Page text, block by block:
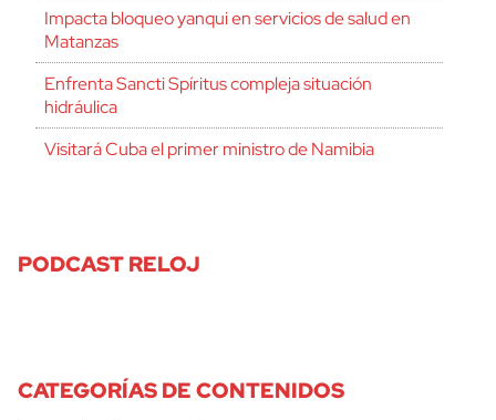
Impacta bloqueo yanqui en servicios de salud en
Matanzas
Enfrenta Sancti Spíritus compleja situación
hidráulica
Visitará Cuba el primer ministro de Namibia
PODCAST RELOJ
CATEGORÍAS DE CONTENIDOS